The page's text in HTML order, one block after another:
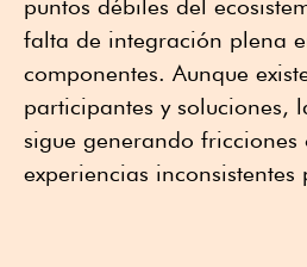
puntos débiles del
falta de integración plena
componentes. Aunque
participantes y soluciones,
sigue generando fricciones
experiencias inconsistentes